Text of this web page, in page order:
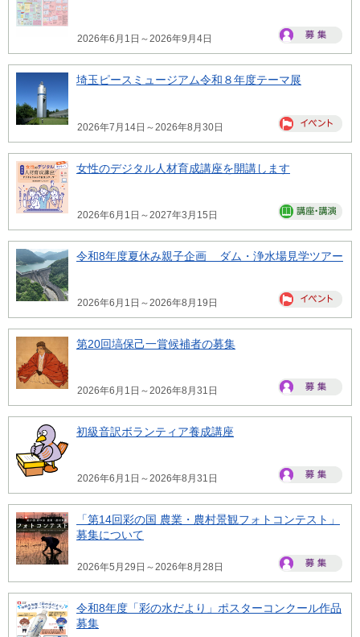
2026年6月1日～2026年9月4日
埼玉ピースミュージアム令和８年度テーマ展
2026年7月14日～2026年8月30日
女性のデジタル人材育成講座を開講します
2026年6月1日～2027年3月15日
令和8年度夏休み親子企画 ダム・浄水場見学ツアー
2026年6月1日～2026年8月19日
第20回塙保己一賞候補者の募集
2026年6月1日～2026年8月31日
初級音訳ボランティア養成講座
2026年6月1日～2026年8月31日
「第14回彩の国 農業・農村景観フォトコンテスト」
募集について
2026年5月29日～2026年8月28日
令和8年度「彩の水だより」ポスターコンクール作品
募集